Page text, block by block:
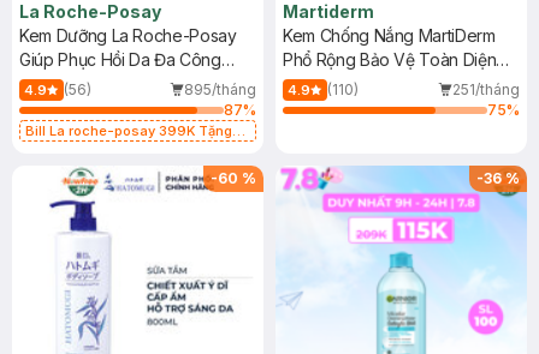
La Roche-Posay
Kem Dưỡng La Roche-Posay
Giúp Phục Hồi Da Đa Công
Dụng 40ml
4.9 (56)
895/tháng
87%
Bill La roche-posay 399K Tặng
(SL có hạn)
Martiderm
Kem Chống Nắng MartiDerm
Phổ Rộng Bảo Vệ Toàn Diện
40ml
4.9 (110)
251/tháng
75%
-60 % -36%